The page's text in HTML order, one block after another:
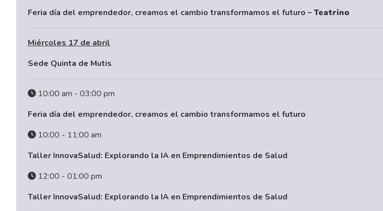
Feria día del emprendedor, creamos el cambio transformamos el futuro –Teatrino
Miércoles 17 de abril
Sede Quinta de Mutis
10:00 am - 03:00 pm
Feria día del emprendedor, creamos el cambio transformamos el futuro
10:00 - 11:00 am
Taller InnovaSalud: Explorando la IA en Emprendimientos de Salud
12:00 - 01:00 pm
Taller InnovaSalud: Explorando la IA en Emprendimientos de Salud